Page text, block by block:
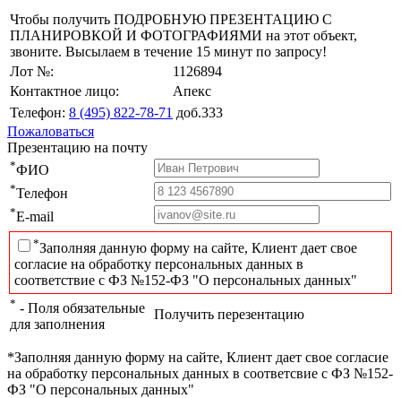
Чтобы получить ПОДРОБНУЮ ПРЕЗЕНТАЦИЮ С
ПЛАНИРОВКОЙ И ФОТОГРАФИЯМИ на этот объект,
звоните. Высылаем в течение 15 минут по запросу!
Лот №:
1126894
Контактное лицо:
Апекс
Телефон: 8 (495) 822-78-71 доб.333
Пожаловаться
Презентацию на почту
*ФИО
*Телефон
*E-mail
*Заполняя данную форму на сайте, Клиент дает свое
согласие на обработку персональных данных в
соответствие с ФЗ №152-ФЗ "О персональных данных"
* - Поля обязательные
для заполнения
Получить перезентацию
*Заполняя данную форму на сайте, Клиент дает свое согласие
на обработку персональных данных в соответсвие с ФЗ №152-
ФЗ "О персональных данных"